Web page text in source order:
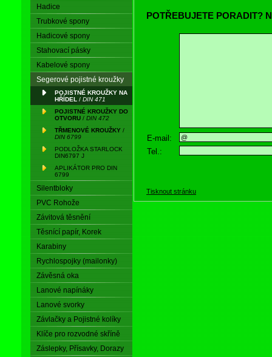
Hadice
Trubkové spony
Hadicové spony
Stahovací pásky
Kabelové spony
Segerové pojistné kroužky
POJISTNÉ KROUŽKY NA
HŘÍDEL / DIN 471
POJISTNÉ KROUŽKY DO
OTVORU / DIN 472
TŘMENOVÉ KROUŽKY /
DIN 6799
PODLOŽKA STARLOCK
DIN6797 J
APLIKÁTOR PRO DIN
6799
Silentbloky
PVC Rohože
Závitová těsnění
Těsnící papír, Korek
Karabiny
Rychlospojky (mailonky)
Závěsná oka
Lanové napínáky
Lanové svorky
Závlačky a Pojistné kolíky
Klíče pro rozvodné skříně
Záslepky, Přísavky, Dorazy
POTŘEBUJETE PORADIT?
E-mail:
Tel.:
Tisknout stránku